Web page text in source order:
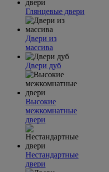
Глянцевые двери
Двери из
массива
Двери дуб
Высокие
межкомнатные
двери
Нестандартные
двери